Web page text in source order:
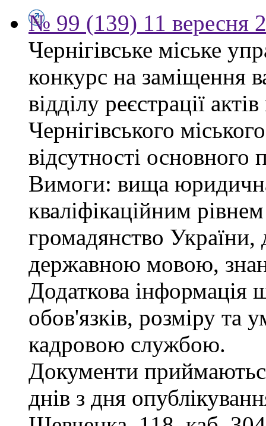
№ 99 (139) 11 вересня
Чернігівське міське
конкурс на заміщення
відділу реєстрації
Чернігівського
відсутності основного
Вимоги: вища юридична
кваліфікаційним
громадянство України,
державною мовою,
Додаткова інформація
обов'язків, розміру та
кадровою службою.
Документи
днів з дня